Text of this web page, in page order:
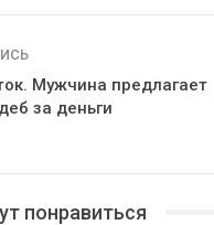
Мужчина предлагает
за деньги
понравиться